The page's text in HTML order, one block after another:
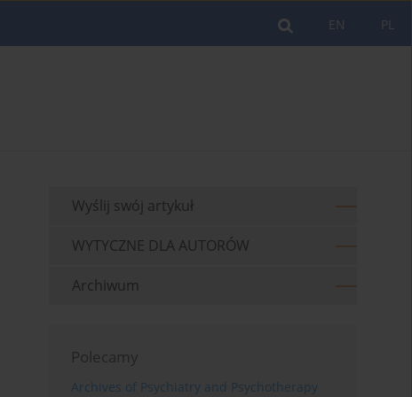
PL
EN
Wyślij swój artykuł
WYTYCZNE DLA AUTORÓW
Archiwum
Polecamy
Archives of Psychiatry and Psychotherapy